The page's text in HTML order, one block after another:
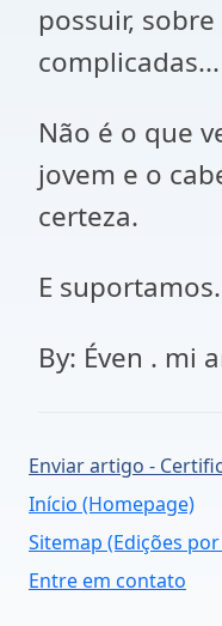
possuir,
complicadas...
Não é o que
jovem e o
certeza.
E
By: Éven . mi
Enviar artigo -
Início (Homepage)
Sitemap (Edições
Entre em contato